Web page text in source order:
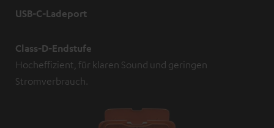
USB-C-Ladeport
Class-D-Endstufe
Hocheffizient, für klaren Sound und geringen
Stromverbrauch.